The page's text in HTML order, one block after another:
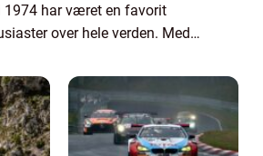
1974 har været en favorit
over hele verden. Med
VW Golf formået at bevare